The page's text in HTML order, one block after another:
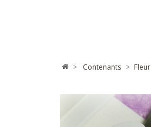
> contenants >